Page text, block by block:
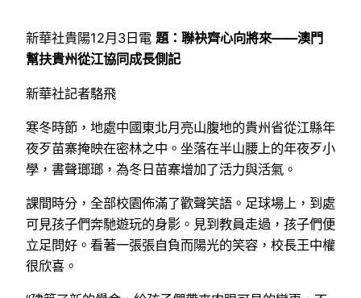
新華社貴陽12月3日電 題：聯袂齊心向將來——澳門
幫扶貴州從江協同成長側記
新華社記者駱飛
寒冬時節，地處中國東北月亮山腹地的貴州省從江縣年
夜歹苗寨掩映在密林之中。坐落在半山腰上的年夜歹小
學，書聲瑯瑯，為冬日苗寨增加了活力與活氣。
課間時分，全部校園佈滿了歡聲笑語。足球場上，到處
可見孩子們奔馳遊玩的身影。見到教員走過，孩子們便
立足問好。看著一張張自負而陽光的笑容，校長王中權
很欣喜。